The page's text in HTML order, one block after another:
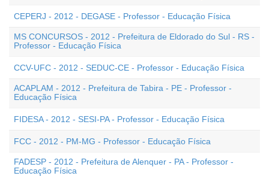
CEPERJ - 2012 - DEGASE - Professor - Educação Física
MS CONCURSOS - 2012 - Prefeitura de Eldorado do Sul - RS -
Professor - Educação Física
CCV-UFC - 2012 - SEDUC-CE - Professor - Educação Física
ACAPLAM - 2012 - Prefeitura de Tabira - PE - Professor -
Educação Física
FIDESA - 2012 - SESI-PA - Professor - Educação Física
FCC - 2012 - PM-MG - Professor - Educação Física
FADESP - 2012 - Prefeitura de Alenquer - PA - Professor -
Educação Física